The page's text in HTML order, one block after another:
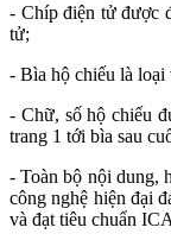
- Chíp điện tử được
tử;
- Bìa hộ chiếu là loại
- Chữ, số hộ chiếu
trang 1 tới bìa sau
- Toàn bộ nội dung,
công nghệ hiện đại
và đạt tiêu chuẩn